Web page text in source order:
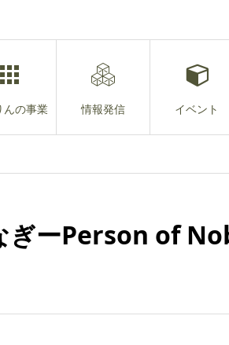
んの事業 情報発信 イベント
ぎーPerson of